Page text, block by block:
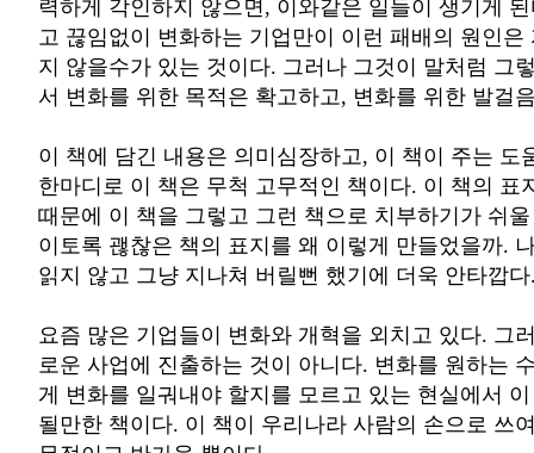
력하게 각인하지 않으면, 이와같은 일들이 생기게
고 끊임없이 변화하는 기업만이 이런 패배의 원인은
지 않을수가 있는 것이다. 그러나 그것이 말처럼 그
서 변화를 위한 목적은 확고하고, 변화를 위한 발걸
이 책에 담긴 내용은 의미심장하고, 이 책이 주는 도
한마디로 이 책은 무척 고무적인 책이다. 이 책의 표
때문에 이 책을 그렇고 그런 책으로 치부하기가 쉬
이토록 괞찮은 책의 표지를 왜 이렇게 만들었을까.
읽지 않고 그냥 지나쳐 버릴뻔 했기에 더욱 안타깝
요즘 많은 기업들이 변화와 개혁을 외치고 있다. 그
로운 사업에 진출하는 것이 아니다. 변화를 원하는
게 변화를 일궈내야 할지를 모르고 있는 현실에서
될만한 책이다. 이 책이 우리나라 사람의 손으로 쓰